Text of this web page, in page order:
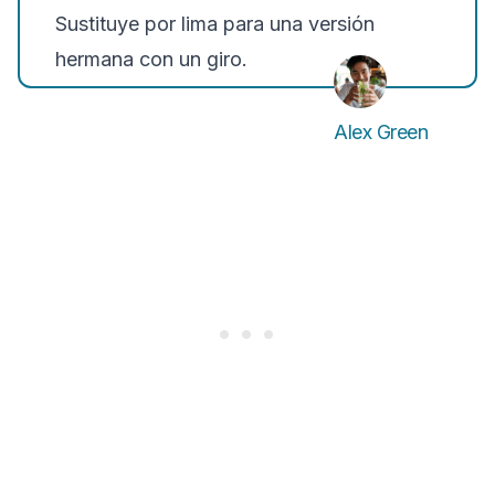
Sustituye por lima para una versión
hermana con un giro.
Alex Green